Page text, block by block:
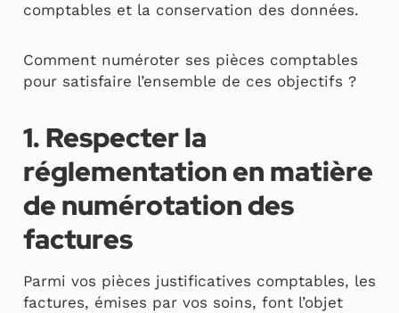
comptables et la conservation des données.
Comment numéroter ses pièces comptables
pour satisfaire l’ensemble de ces objectifs ?
1. Respecter la
réglementation en matière
de numérotation des
factures
Parmi vos pièces justificatives comptables, les
factures, émises par vos soins, font l’objet